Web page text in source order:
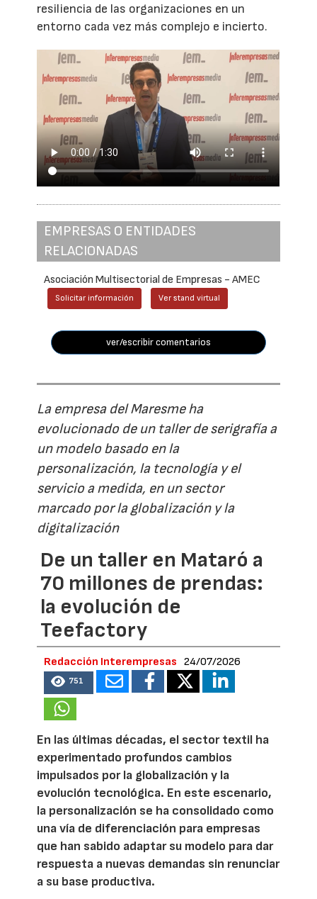
resiliencia de las organizaciones en un
entorno cada vez más complejo e incierto.
EMPRESAS O ENTIDADES
RELACIONADAS
Asociación Multisectorial de Empresas - AMEC
Solicitar información Ver stand virtual
ver/escribir comentarios
La empresa del Maresme ha
evolucionado de un taller de serigrafía a
un modelo basado en la
personalización, la tecnología y el
servicio a medida, en un sector
marcado por la globalización y la
digitalización
De un taller en Mataró a
70 millones de prendas:
la evolución de
Teefactory
Redacción Interempresas 24/07/2026
751
En las últimas décadas, el sector textil ha
experimentado profundos cambios
impulsados por la globalización y la
evolución tecnológica. En este escenario,
la personalización se ha consolidado como
una vía de diferenciación para empresas
que han sabido adaptar su modelo para dar
respuesta a nuevas demandas sin renunciar
a su base productiva.